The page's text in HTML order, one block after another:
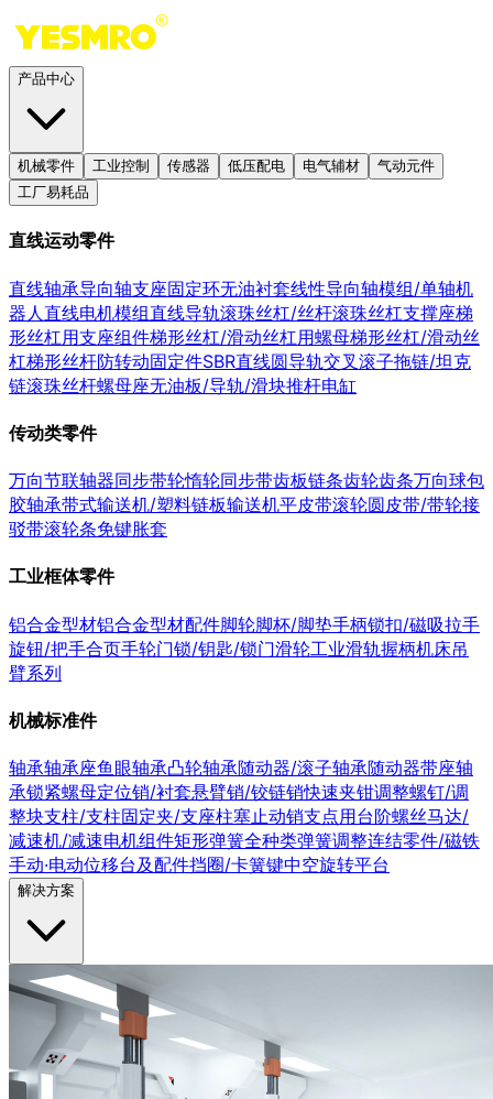
产品中心
机械零件 工业控制 传感器 低压配电 电气辅材
气动元件
工厂易耗品
直线运动零件
直线轴承导向轴支座固定环无油衬套线性导向轴模组/单轴机
器人 直线电机模组直线导轨滚珠丝杠/丝杆滚珠丝杠支撑座梯
形丝杠用支座组件梯形丝杠/滑动丝杠用螺母梯形丝杠/滑动丝
杠梯形丝杆防转动固定件SBR直线圆导轨交叉滚子拖链/坦克
链滚珠丝杆螺母座无油板/导轨/滑块推杆电缸
传动类零件
万向节联轴器同步带轮惰轮同步带齿板链条齿轮齿条万向球包
胶轴承带式输送机/塑料链板输送机平皮带滚轮圆皮带/带轮接
驳带滚轮条免键胀套
工业框体零件
铝合金型材铝合金型材配件脚轮脚杯/脚垫手柄锁扣/磁吸拉手
旋钮/把手合页手轮门锁/钥匙/锁门滑轮工业滑轨握柄机床吊
臂系列
机械标准件
轴承轴承座鱼眼轴承凸轮轴承随动器/滚子轴承随动器带座轴
承锁紧螺母定位销/衬套悬臂销/铰链销快速夹钳调整螺钉/调
整块支柱/支柱固定夹/支座柱塞止动销支点用台阶螺丝马达/
减速机/减速电机组件矩形弹簧全种类弹簧调整连结零件/磁铁
手动·电动位移台及配件挡圈/卡簧键中空旋转平台
解决方案